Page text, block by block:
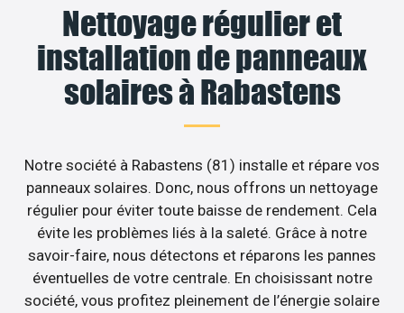
Nettoyage régulier et
installation de panneaux
solaires à Rabastens
Notre société à Rabastens (81) installe et répare vos
panneaux solaires. Donc, nous offrons un nettoyage
régulier pour éviter toute baisse de rendement. Cela
évite les problèmes liés à la saleté. Grâce à notre
savoir-faire, nous détectons et réparons les pannes
éventuelles de votre centrale. En choisissant notre
société, vous profitez pleinement de l’énergie solaire